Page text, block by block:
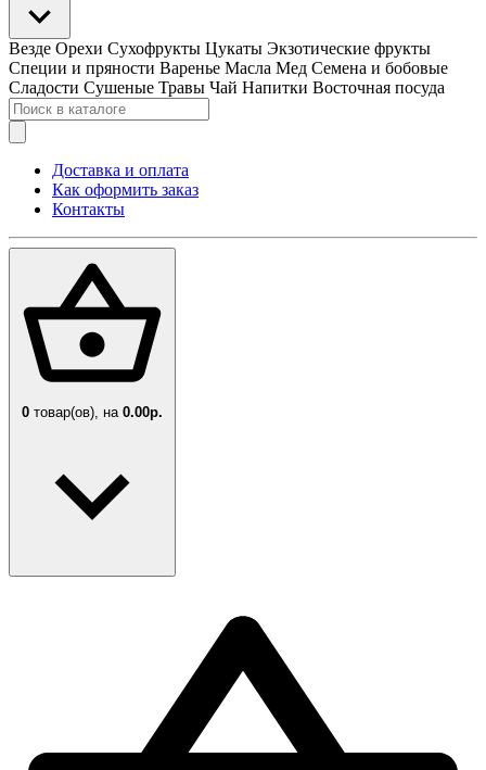
Везде Орехи Сухофрукты Цукаты Экзотические фрукты
Специи и пряности Варенье Масла Мед Семена и бобовые
Сладости Сушеные Травы Чай Напитки Восточная посуда
Доставка и оплата
Как оформить заказ
Контакты
0 товар(ов), на 0.00р.